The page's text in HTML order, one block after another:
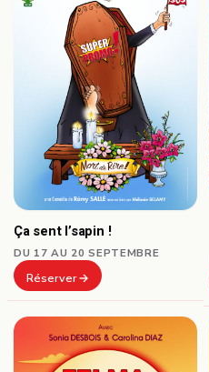
Ça sent l’sapin !
DU 17 AU 20 SEPTEMBRE
Réserver